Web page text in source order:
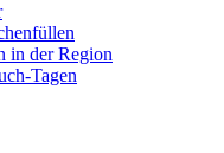
in der Region
Tagen